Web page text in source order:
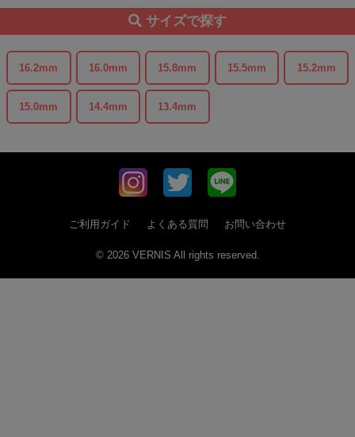
サイズで探す
16.2mm 16.0mm 15.8mm 15.5mm 15.2mm
15.0mm 14.4mm 13.4mm
ご利用ガイド よくある質問 お問い合わせ
© 2026 VERNIS All rights reserved.